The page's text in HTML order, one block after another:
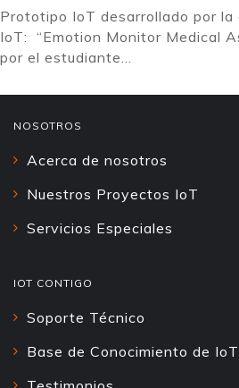
Prototipo IoT desarrollado por la
IoT: “Emotion Monitor Medical
por el estudiante...
NOSOTROS
Acerca de nosotros
Nuestros Proyectos IoT
Servicios Especiales
IOT CONTIGO
Soporte Técnico
Base de Conocimiento de IoT